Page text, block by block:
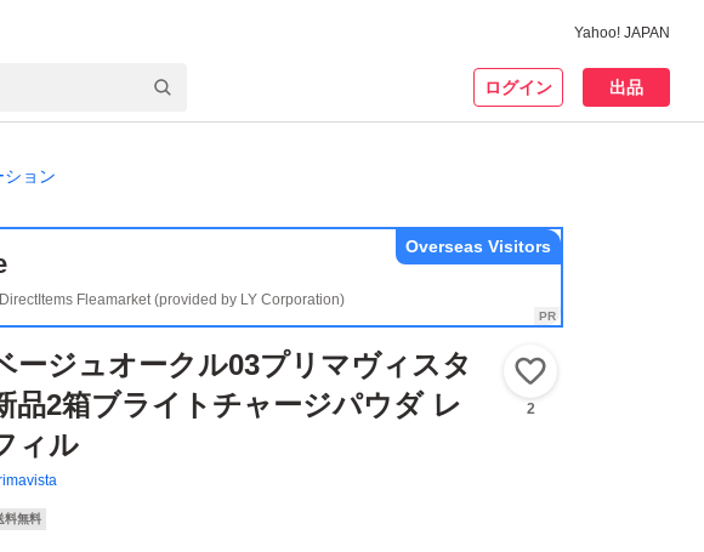
Yahoo! JAPAN
ログイン 出品
ション
Fleamarket (provided by LY Corporation)
Overseas Visitors
ージュオークル03プリマヴィスタ
品2箱ブライトチャージパウダ レ
ィル
2
料無料